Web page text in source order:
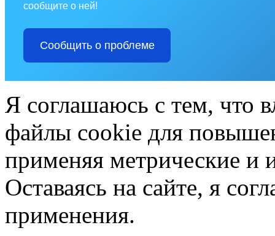
сообщите о ней!
Сообщить о проблеме
Я соглашаюсь с тем, что
файлы cookie для
применяя метрические и
Оставаясь на сайте, я
применения.